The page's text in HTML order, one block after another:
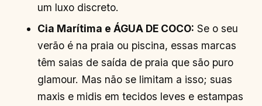
um luxo discreto.
Cia Marítima e ÁGUA DE COCO: Se o seu
verão é na praia ou piscina, essas marcas
têm saias de saída de praia que são puro
glamour. Mas não se limitam a isso; suas
maxis e midis em tecidos leves e estampas